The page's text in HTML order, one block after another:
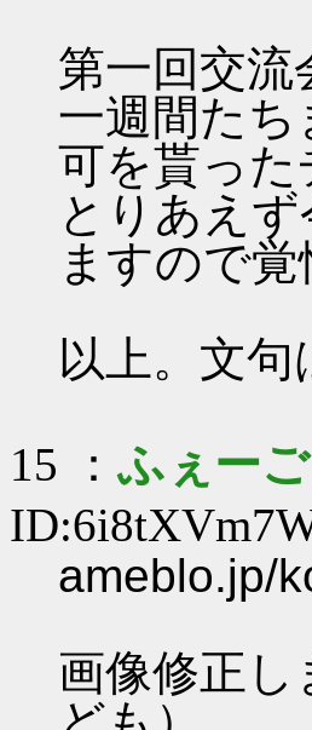
第一回交流
一週間た
可を貰っ
とりあえ
ますので
以上。文
15 ：ふぇーご
ameblo.jp/
画像修正